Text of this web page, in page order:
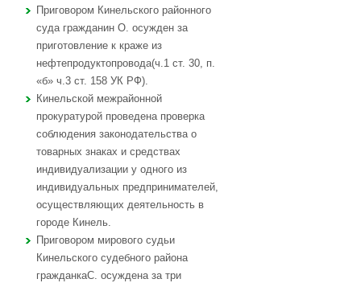
Приговором Кинельского районного
суда гражданин О. осужден за
приготовление к краже из
нефтепродуктопровода(ч.1 ст. 30, п.
«б» ч.3 ст. 158 УК РФ).
Кинельской межрайонной
прокуратурой проведена проверка
соблюдения законодательства о
товарных знаках и средствах
индивидуализации у одного из
индивидуальных предпринимателей,
осуществляющих деятельность в
городе Кинель.
Приговором мирового судьи
Кинельского судебного района
гражданкаС. осуждена за три